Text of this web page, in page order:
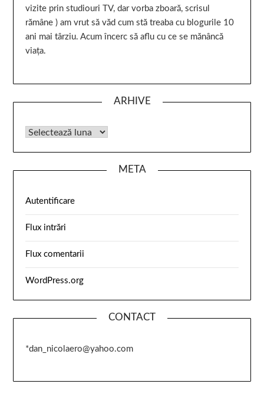
vizite prin studiouri TV, dar vorba zboară, scrisul
rămâne ) am vrut să văd cum stă treaba cu blogurile 10
ani mai târziu. Acum încerc să aflu cu ce se mănâncă
viața.
ARHIVE
META
Autentificare
Flux intrări
Flux comentarii
WordPress.org
CONTACT
*dan_nicolaero@yahoo.com